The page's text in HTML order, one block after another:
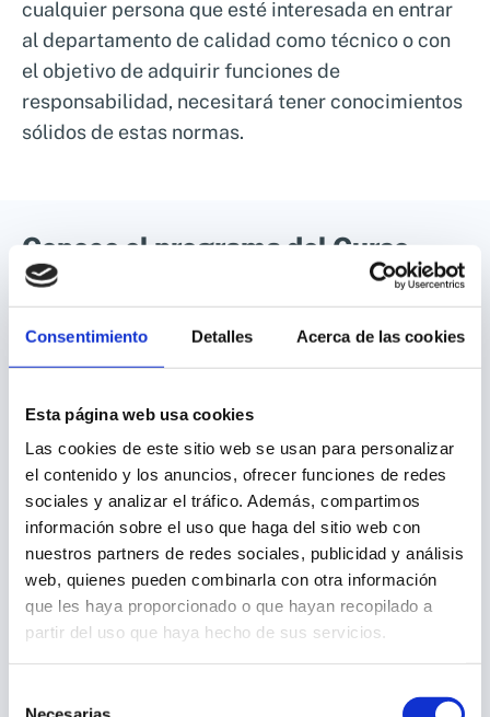
Consentimiento Detalles Acerca de las cookies
Esta página web usa cookies
Las cookies de este sitio web se usan para personalizar
el contenido y los anuncios, ofrecer funciones de redes
sociales y analizar el tráfico. Además, compartimos
información sobre el uso que haga del sitio web con
nuestros partners de redes sociales, publicidad y análisis
web, quienes pueden combinarla con otra información
que les haya proporcionado o que hayan recopilado a
partir del uso que haya hecho de sus servicios.
cualquier persona que esté interesada en entrar
al departamento de calidad como técnico o con
el objetivo de adquirir funciones de
responsabilidad, necesitará tener conocimientos
sólidos de estas normas.
Conoce el programa del Curso
Normas IFS y BRCGS
Temario del Curso Normas IFS y
Curso Normas IFS y BRCGS:
1.-Conociendo los estándares privados
de Seguridad Alimentaria
2.- ¿Qué es GFSI? Diferencias generales
Puntuación
Título y salidas profesionales
Diploma avalado por la Escuela Europea de
Empresa y Escuela Alimentaria, con código de
trazabilidad QR implementado.Certificadodel